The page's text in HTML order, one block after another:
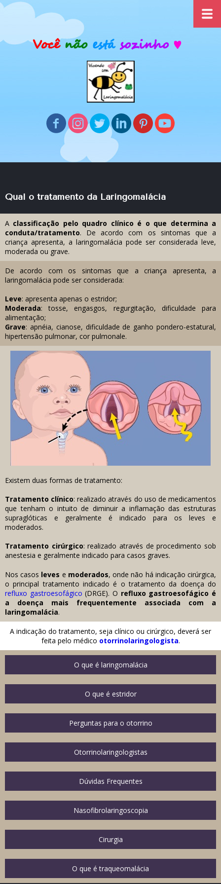
Qual o tratamento da Laringomalácia
A classificação pelo quadro clínico é o que determina a
conduta/tratamento. De acordo com os sintomas que a
criança apresenta, a laringomalácia pode ser considerada leve,
moderada ou grave.
De acordo com os sintomas que a criança apresenta, a
laringomalácia pode ser considerada:
Leve: apresenta apenas o estridor;
Moderada: tosse, engasgos, regurgitação, dificuldade para
alimentação;
Grave: apnéia, cianose, dificuldade de ganho pondero-estatural,
hipertensão pulmonar, cor pulmonale.
Existem duas formas de tratamento:
Tratamento clínico: realizado através do uso de medicamentos
que tenham o intuito de diminuir a inflamação das estruturas
supraglóticas e geralmente é indicado para os leves e
moderados.
Tratamento cirúrgico: realizado através de procedimento sob
anestesia e geralmente indicado para casos graves.
Nos casos leves e moderados, onde não há indicação cirúrgica,
o principal tratamento indicado é o tratamento da doença do
refluxo gastroesofágico (DRGE). O refluxo gastroesofágico é
a doença mais frequentemente associada com a
laringomalácia.
A indicação do tratamento, seja clínico ou cirúrgico, deverá ser
feita pelo médico otorrinolaringologista.
O que é laringomalácia
O que é estridor
Perguntas para o otorrino
Otorrinolaringologistas
Dúvidas Frequentes
Nasofibrolaringoscopia
Cirurgia
O que é traqueomalácia